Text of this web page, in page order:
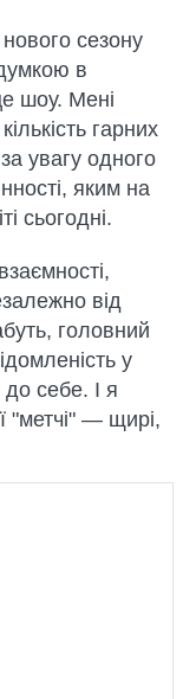
сезону
в
шоу. Мені
гарних
увагу одного
яким на
сьогодні.
від
головний
у
до себе. І я
"метчі" — щирі,